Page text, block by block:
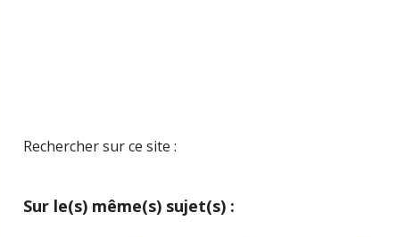
Rechercher sur ce site :
Sur le(s) même(s) sujet(s) :